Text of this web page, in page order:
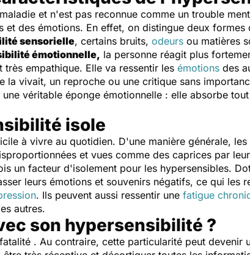
et n'est pas reconnue comme un trouble
et des émotions. En effet, on distingue deux
sensorielle, certains bruits, odeurs ou matières
émotionnelle, la personne réagit plus
empathique. Elle va ressentir les émotions des
la vivait, un reproche ou une critique sans
véritable éponge émotionnelle : elle absorbe
isole
à vivre au quotidien. D'une manière générale,
et vues comme des caprices par
un facteur d'isolement pour les hypersensibles.
leurs émotions et souvenirs négatifs, ce qui les
. Ils peuvent aussi ressentir une fatigue
autres.
son hypersensibilité ?
. Au contraire, cette particularité peut devenir